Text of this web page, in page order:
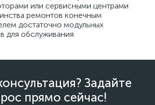
или сервисными центрами
ремонтов конечным
достаточно модульных
для обслуживания
Задайте
прямо сейчас!